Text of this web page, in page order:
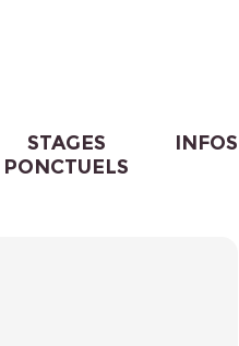
STAGES
PONCTUELS